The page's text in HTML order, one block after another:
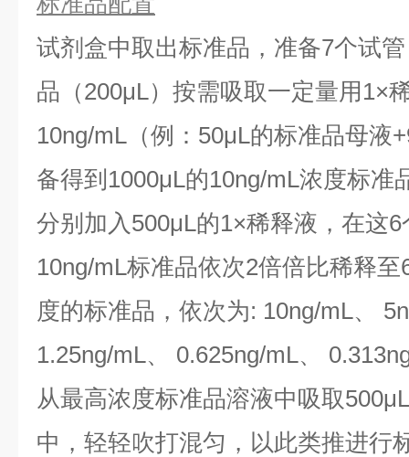
试剂盒中取出标准品，准备7个试
品（200μL）按需吸取一定量用1×
10ng/mL（例：50μL的标准品母液
备得到1000μL的10ng/mL浓度标准
分别加入500μL的1×稀释液，在这
10ng/mL标准品依次2倍倍比稀释
度的标准品，依次为: 10ng/mL、
1.25ng/mL、 0.625ng/mL、
从最高浓度标准品溶液中吸取
中，轻轻吹打混匀，以此类推进行